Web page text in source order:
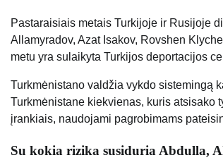
Pastaraisiais metais Turkijoje ir Rusijoje
Allamyradov, Azat Isakov, Rovshen
metu yra sulaikyta Turkijos deportacijos
Turkmėnistano valdžia vykdo sistemingą
Turkmėnistane kiekvienas, kuris atsisako
įrankiais, naudojami pagrobimams
Su kokia rizika susiduria Abdulla,